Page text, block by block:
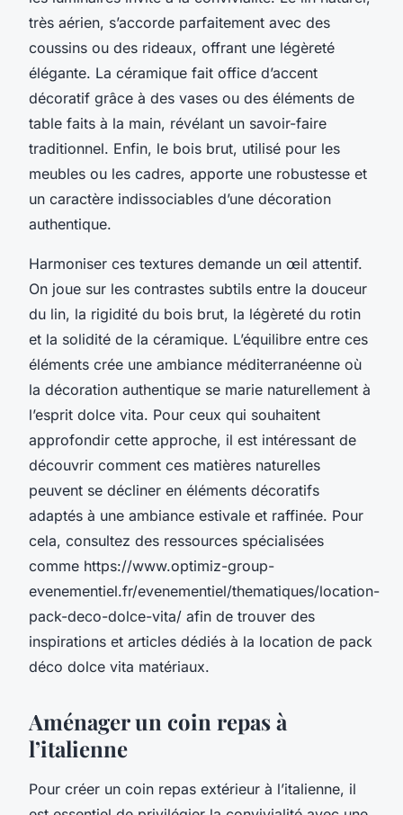
très aérien, s’accorde parfaitement avec des
coussins ou des rideaux, offrant une légèreté
élégante. La céramique fait office d’accent
décoratif grâce à des vases ou des éléments de
table faits à la main, révélant un savoir-faire
traditionnel. Enfin, le bois brut, utilisé pour les
meubles ou les cadres, apporte une robustesse et
un caractère indissociables d’une décoration
authentique.
Harmoniser ces textures demande un œil attentif.
On joue sur les contrastes subtils entre la douceur
du lin, la rigidité du bois brut, la légèreté du rotin
et la solidité de la céramique. L’équilibre entre ces
éléments crée une ambiance méditerranéenne où
la décoration authentique se marie naturellement à
l’esprit dolce vita. Pour ceux qui souhaitent
approfondir cette approche, il est intéressant de
découvrir comment ces matières naturelles
peuvent se décliner en éléments décoratifs
adaptés à une ambiance estivale et raffinée. Pour
cela, consultez des ressources spécialisées
comme https://www.optimiz-group-
evenementiel.fr/evenementiel/thematiques/location-
pack-deco-dolce-vita/ afin de trouver des
inspirations et articles dédiés à la location de pack
déco dolce vita matériaux.
Aménager un coin repas à
l’italienne
Pour créer un coin repas extérieur à l’italienne, il